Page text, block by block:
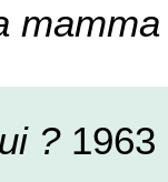
mamma
?1963